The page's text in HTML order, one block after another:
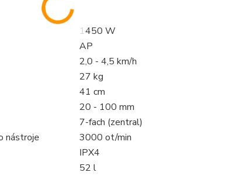
1450 W
AP
2,0 - 4,5 km/h
27 kg
41 cm
20 - 100 mm
7-fach (zentral)
nástroje
3000 ot/min
IPX4
52 l